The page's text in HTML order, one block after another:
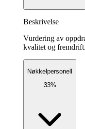
Beskrivelse
Vurdering av
kvalitet og fremdrift.
Nøkkelpersonell
33%